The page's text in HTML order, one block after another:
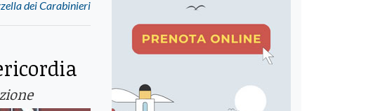
dei Carabinieri